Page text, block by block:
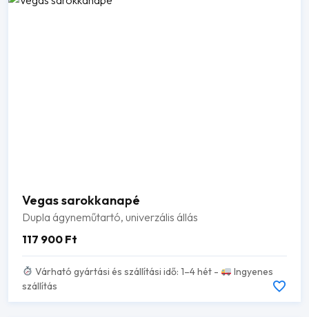
Vegas sarokkanapé
Dupla ágyneműtartó, univerzális állás
117 900 Ft
Várható gyártási és szállítási idő: 1–4 hét -
Ingyenes
szállítás